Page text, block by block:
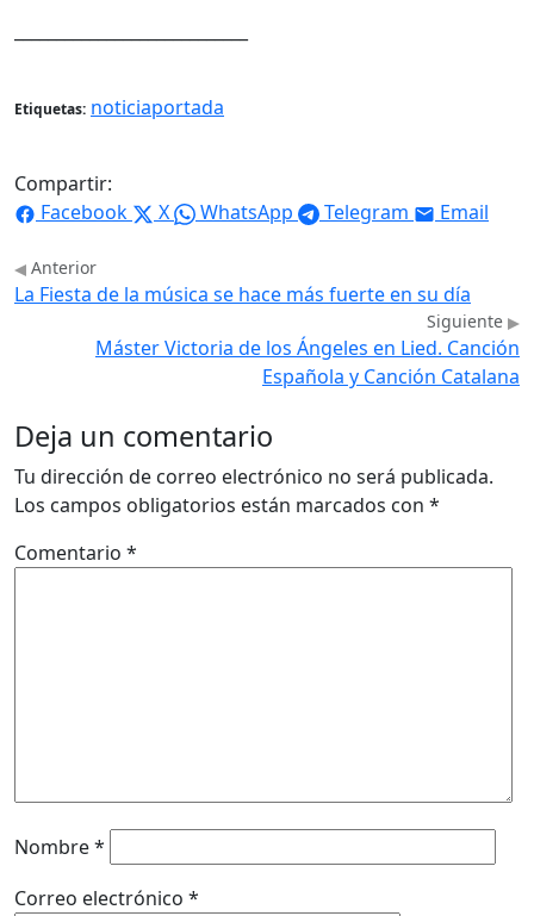
Etiquetas: noticiaportada
Compartir:
Facebook
X WhatsApp Telegram Email
Anterior
La Fiesta de la música se hace más fuerte en su día
Siguiente
Máster Victoria de los Ángeles en Lied. Canción
Española y Canción Catalana
Deja un comentario
Tu dirección de correo electrónico no será publicada.
Los campos obligatorios están marcados con *
Comentario *
Nombre*
Correo electrónico *